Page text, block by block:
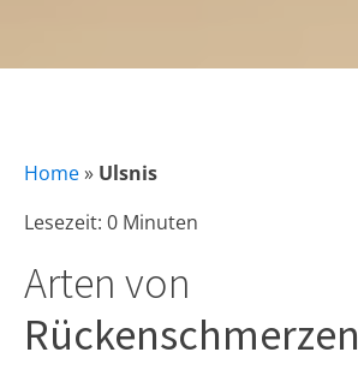
Home» Ulsnis
Lesezeit: 0 Minuten
Arten von
Rückenschmerzen